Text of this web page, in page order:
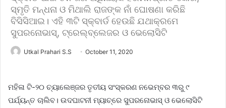
ସ୍ମୃତି ମନ୍ଧନା ଓ ମିଥାଲି ରାଜଙ୍କ ନାଁ ଘୋଷଣା କରିଛି
ବିସିସିଆଇ। ଏହି ୩ଟି ସ୍କ୍ବାର୍ଡ ହେଉଛି ଯଥାକ୍ରମେ
ସୁପରନୋଭାସ୍‌, ଟ୍ରେଲ୍‌ବ୍ଲେଜର ଓ ଭେଲୋସିଟି
Utkal Prahari S.S October 11, 2020
ମହିଳା ଟି-୨୦ ଚ୍ୟାଲେଞ୍ଜର ତୃତୀୟ ସଂସ୍କରଣ ନଭେମ୍ବର ୩ରୁ ୯
ପର୍ଯ୍ୟନ୍ତ ଚାଲିବ। ଉଦଘାଟନୀ ମ୍ୟାଚ୍‌ରେ ସୁପରନୋଭାସ୍‌ ଓ ଭେଲୋସିଟି